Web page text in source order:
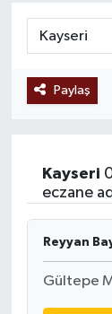
Paylaş
Kayseri
eczane
Reyyan
Gültepe
Spor
Politika
Eğitim
Sağlık
Süper
Tüm
Haber